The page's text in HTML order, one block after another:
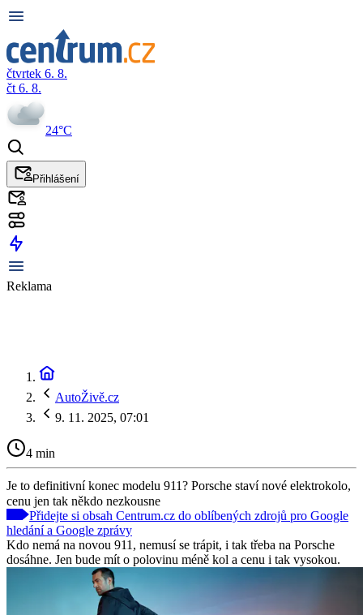
čtvrtek 6. 8.
čt 6. 8.
24°C
Přihlášení
Reklama
AutoŽivě.cz
9. 11. 2025, 07:01
4 min
Je to definitivní konec modelu 911? Porsche staví nové elektrokolo,
cenu jen tak někdo nezkousne
Přidejte si obsah Centrum.cz do oblíbených zdrojů pro Google
hledání a Google zprávy
Kdo nemá na novou 911, nemusí se trápit, i tak třeba na Porsche
dosáhne. Jen bude mít o polovinu méně kol a cenu i tak vysokou.